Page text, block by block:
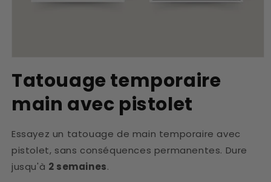
média
une
Tatouage temporaire
main avec pistolet
Essayez un tatouage de main temporaire avec
pistolet, sans conséquences permanentes. Dure
jusqu'à 2 semaines.